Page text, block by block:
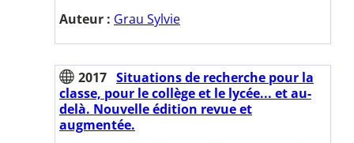
Auteur : Grau Sylvie
2017 Situations de recherche pour la
classe, pour le collège et le lycée... et au-
delà. Nouvelle édition revue et
augmentée.